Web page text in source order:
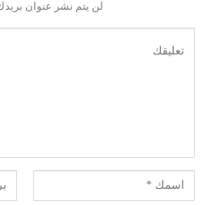
لن يتم نشر عنوان بريدك